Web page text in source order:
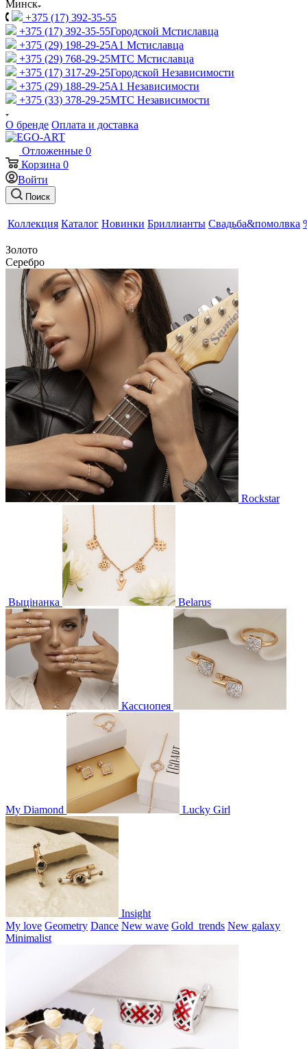
Минск
+375 (17) 392-35-55
+375 (17) 392-35-55Городской Мстиславца
+375 (29) 198-29-25A1 Мстиславца
+375 (29) 768-29-25МТС Мстиславца
+375 (17) 317-29-25Городской Независимости
+375 (29) 188-29-25A1 Независимости
+375 (33) 378-29-25МТС Независимости
О бренде Оплата и доставка
Отложенные 0
Корзина 0
Войти
Поиск
Коллекция Каталог Новинки Бриллианты Свадьба&помолвка
Золото
Серебро
Rockstar
Выцінанка Belarus
Кассиопея
My Diamond Lucky Girl
Insight
My love Geometry Dance New wave Gold_trends New galaxy
Minimalist